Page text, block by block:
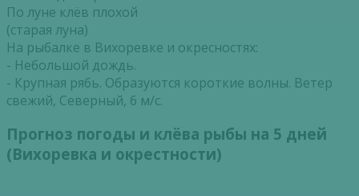
По луне клёв плохой
(старая луна)
На рыбалке в Вихоревке и окресностях:
- Небольшой дождь.
- Крупная рябь. Образуются короткие волны. Ветер
свежий, Северный, 6 м/с.
Прогноз погоды и клёва рыбы на 5 дней
(Вихоревка и окрестности)